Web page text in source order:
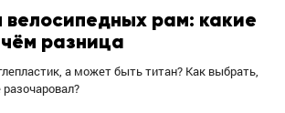
рам: какие
разница
а может быть титан? Как выбрать,